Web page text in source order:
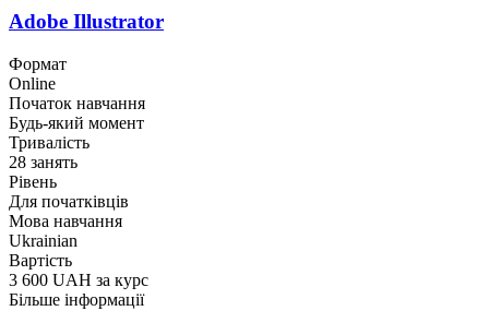
Adobe Illustrator
Формат
Online
Початок навчання
Будь-який момент
Тривалість
28 занять
Рівень
Для початківців
Мова навчання
Ukrainian
Вартість
3 600 UAH за курс
Більше інформації